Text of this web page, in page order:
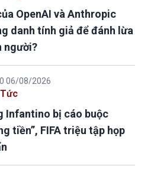
OpenAI và Anthropic
danh tính giả để đánh lừa
người?
06/08/2026
Infantino bị cáo buộc
tiền”, FIFA triệu tập họp